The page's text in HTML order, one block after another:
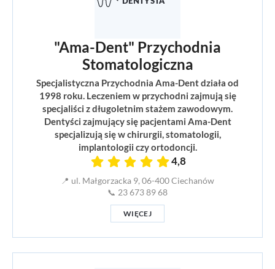
"Ama-Dent" Przychodnia
Stomatologiczna
Specjalistyczna Przychodnia Ama-Dent działa od
1998 roku. Leczeniem w przychodni zajmują się
specjaliści z długoletnim stażem zawodowym.
Dentyści zajmujący się pacjentami Ama-Dent
specjalizują się w chirurgii, stomatologii,
implantologii czy ortodoncji.
4,8
📍 ul. Małgorzacka 9, 06-400 Ciechanów
📞 23 673 89 68
WIĘCEJ